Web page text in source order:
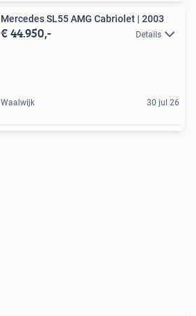
Mercedes SL55 AMG Cabriolet | 2003
€ 44.950,- Details
Waalwijk 30 jul 26